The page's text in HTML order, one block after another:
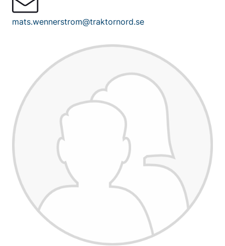
mats.wennerstrom@traktornord.se